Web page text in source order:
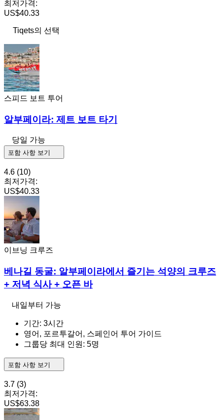
최저가격:
US$40.33
Tiqets의 선택
스피드 보트 투어
알부페이라: 제트 보트 타기
당일 가능
포함 사항 보기
4.6 (10)
최저가격:
US$40.33
이브닝 크루즈
베나길 동굴: 알부페이라에서 즐기는 석양의 크루즈
+ 저녁 식사 + 오픈 바
내일부터 가능
기간: 3시간
영어, 포르투갈어, 스페인어 투어 가이드
그룹당 최대 인원: 5명
포함 사항 보기
3.7 (3)
최저가격:
US$63.38